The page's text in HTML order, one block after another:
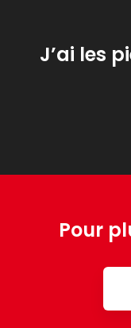
J’ai les
Pour